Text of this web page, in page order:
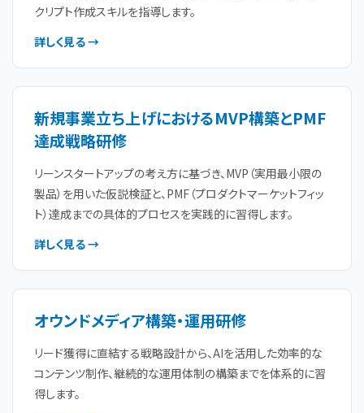
クリプト作成スキルを指導します。
詳しく見る →
新規事業立ち上げにおけるMVP構築とPMF
達成戦略研修
リーンスタートアップの考え方に基づき、MVP（実用最小限の
製品）を用いた仮説検証と、PMF（プロダクトマーケットフィッ
ト）達成までの具体的プロセスを実践的に習得します。
詳しく見る →
オウンドメディア構築・運用研修
リード獲得に直結する戦略設計から、AIを活用した効率的な
コンテンツ制作、継続的な運用体制の構築までを体系的に習
得します。